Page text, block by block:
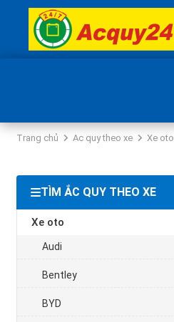
Trang chủ Ac quy theo xe Xe oto
TÌM ẮC QUY THEO XE
Xe oto
Audi
Bentley
BYD